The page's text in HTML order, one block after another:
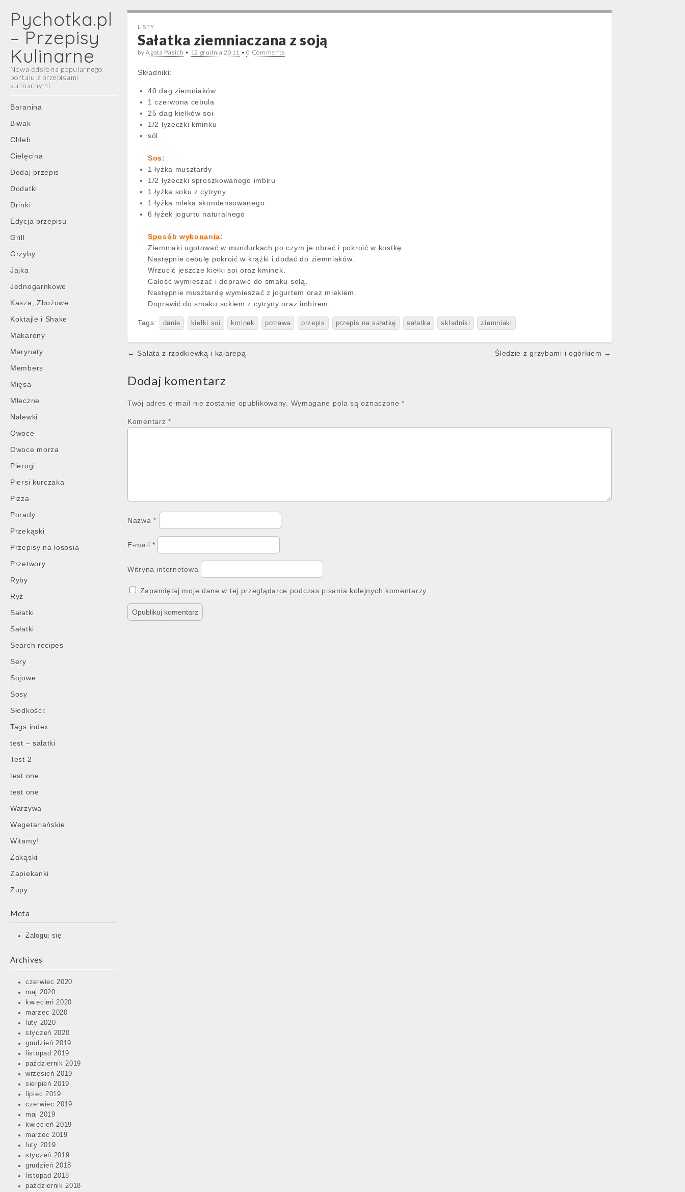
Pychotka.pl
– Przepisy
Kulinarne
Nowa odsłona popularnego
portalu z przepisami
kulinarnymi
Main
menu
Skip
content
Baranina
Biwak
Chleb
Cielęcina
Dodaj przepis
Dodatki
Drinki
Edycja przepisu
Grill
Grzyby
Jajka
Jednogarnkowe
Kasza, Zbożowe
Koktajle i Shake
Makarony
Marynaty
Members
Mięsa
Mleczne
Nalewki
Owoce
Owoce morza
Pierogi
Piersi kurczaka
Pizza
Porady
Przekąski
Przepisy na łososia
Przetwory
Ryby
Ryż
Sałatki
Sałatki
Search recipes
Sery
Sojowe
Sosy
Słodkości:
Tags index
test – sałatki
Test 2
test one
test one
Warzywa
Wegetariańskie
Witamy!
Zakąski
Zapiekanki
Zupy
Meta
Zaloguj się
Archives
czerwiec 2020
maj 2020
kwiecień 2020
marzec 2020
luty 2020
styczeń 2020
grudzień 2019
listopad 2019
październik 2019
wrzesień 2019
sierpień 2019
lipiec 2019
czerwiec 2019
maj 2019
kwiecień 2019
marzec 2019
luty 2019
styczeń 2019
grudzień 2018
listopad 2018
październik 2018
LISTY
Sałatka ziemniaczana z soją
byAgata Pasich • 12 grudnia 2011 •0 Comments
Składniki:
40 dag ziemniaków
1 czerwona cebula
25 dag kiełków soi
1/2 łyżeczki kminku
sól
Sos:
1 łyżka musztardy
1/2 łyżeczki sproszkowanego imbiru
1 łyżka soku z cytryny
1 łyżka mleka skondensowanego
6 łyżek jogurtu naturalnego
Sposób wykonania:
Ziemniaki ugotować w mundurkach po czym je obrać i pokroić w kostkę.
Następnie cebulę pokroić w krążki i dodać do ziemniaków.
Wrzucić jeszcze kiełki soi oraz kminek.
Całość wymieszać i doprawić do smaku solą.
Następnie musztardę wymieszać z jogurtem oraz mlekiem.
Doprawić do smaku sokiem z cytryny oraz imbirem.
Tags: danie kiełki soi kminek potrawa przepis przepis na sałatkę sałatka składniki ziemniaki
Post
← Sałata z rzodkiewką i kalarepą Śledzie z grzybami i ogórkiem →
Dodaj komentarz
Twój adres e-mail nie zostanie opublikowany. Wymagane pola są oznaczone*
Komentarz *
Nazwa*
E-mail *
Witryna internetowa
Zapamiętaj moje dane w tej przeglądarce podczas pisania kolejnych komentarzy.